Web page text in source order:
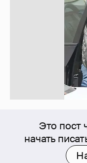
Это пост
начать